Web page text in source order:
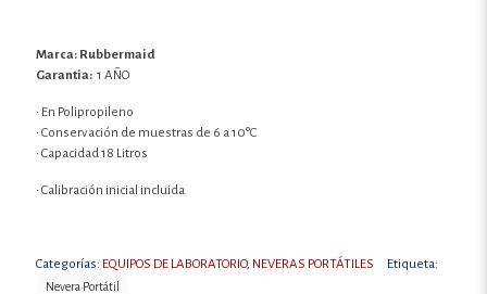
Marca: Rubbermaid
Garantia: 1 AÑO
• En Polipropileno
• Conservación de muestras de 6 a 10°C
• Capacidad 18 Litros
• Calibración inicial incluida
Categorías: EQUIPOS DE LABORATORIO, NEVERAS PORTÁTILES Etiqueta:
Nevera Portátil